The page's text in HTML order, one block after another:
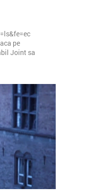
pe
Joint sa